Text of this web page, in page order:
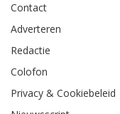
Contact
Adverteren
Redactie
Colofon
Privacy & Cookiebeleid